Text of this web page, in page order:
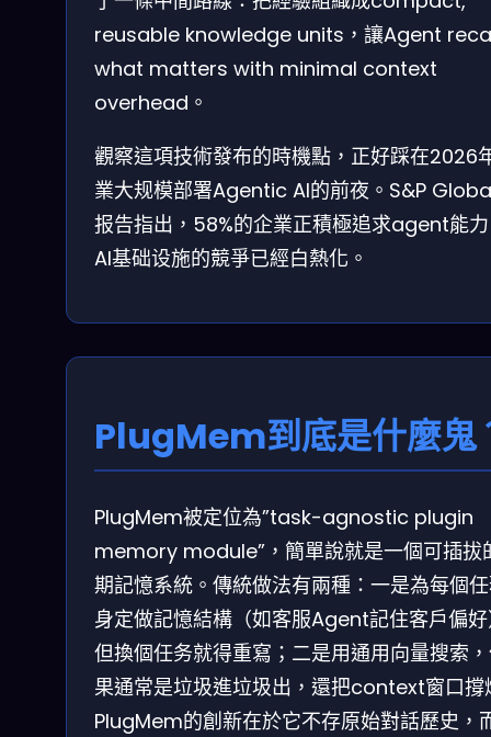
reusable knowledge units，讓Agent
what matters with minimal context
overhead。
觀察這項技術發布的時機點，正好踩在2026
業大规模部署Agentic AI的前夜。S&P
报告指出，58%的企業正積極追求agent能
AI基础设施的競爭已經白熱化。
PlugMem到底是什麼鬼
PlugMem被定位為”task-agnostic plugin
memory module”，簡單說就是一個可插拔
期記憶系統。傳統做法有兩種：一是為每個
身定做記憶結構（如客服Agent記住客戶偏
但換個任务就得重寫；二是用通用向量搜索
果通常是垃圾進垃圾出，還把context窗口撐
PlugMem的創新在於它不存原始對話歷史，